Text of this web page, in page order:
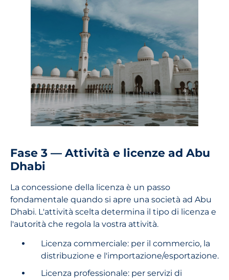
Fase 3 — Attività e licenze ad Abu
Dhabi
La concessione della licenza è un passo
fondamentale quando si apre una società ad Abu
Dhabi. L'attività scelta determina il tipo di licenza e
l'autorità che regola la vostra attività.
Licenza commerciale: per il commercio, la
distribuzione e l'importazione/esportazione.
Licenza professionale: per servizi di